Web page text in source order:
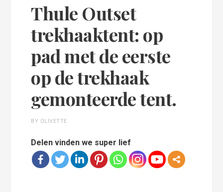
Thule Outset
trekhaaktent: op
pad met de eerste
op de trekhaak
gemonteerde tent.
BY OLIVETTE
Delen vinden we super lief